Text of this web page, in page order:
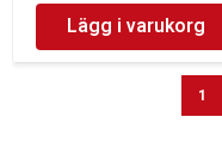
Lägg i varukorg
Sida1